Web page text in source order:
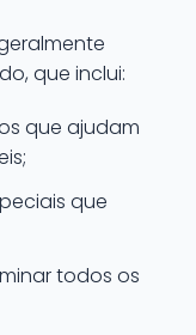
que inclui:
que ajudam
que
todos os